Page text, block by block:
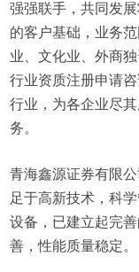
强强联手，共同发
的客户基础，业务
业、文化业、外商
行业资质注册申请
行业，为各企业尽
务。
青海鑫源证券有限
足于高新技术，科
设备，已建立起完
善，性能质量稳定。